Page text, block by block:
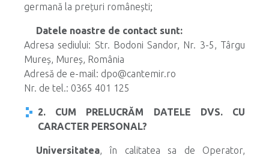
germană la prețuri românești;
Datele noastre de contact sunt:
Adresa sediului: Str. Bodoni Sandor, Nr. 3-5, Târgu
Mureș, Mureș, România
Adresă de e-mail: dpo@cantemir.ro
Nr. de tel.: 0365 401 125
2. CUM PRELUCRĂM DATELE DVS. CU
CARACTER PERSONAL?
Universitatea, în calitatea sa de Operator,